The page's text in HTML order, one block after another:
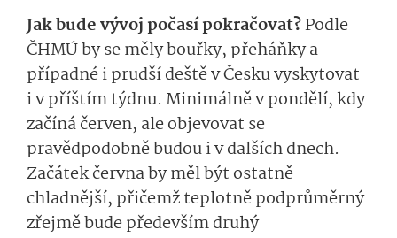
Jak bude vývoj počasí pokračovat?Podle
ČHMÚ by se měly bouřky, přeháňky a
případné i prudší deště v Česku vyskytovat
i v příštím týdnu. Minimálně v pondělí, kdy
začíná červen, ale objevovat se
pravědpodobně budou i v dalších dnech.
Začátek června by měl být ostatně
chladnější, přičemž teplotně podprůměrný
zřejmě bude především druhý